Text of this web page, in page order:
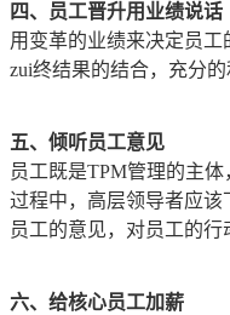
四、员工晋升用业绩说话
用变革的业绩来决定员
zui终结果的结合，充分的
五、倾听员工意见
员工既是TPM管理的主
过程中，高层领导者应
员工的意见，对员工的行
六、给核心员工加薪